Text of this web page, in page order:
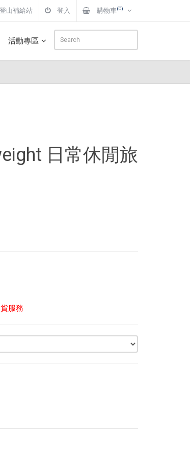
登山補給站 登入 購物車(0)
活動專區
日常休閒旅
服務